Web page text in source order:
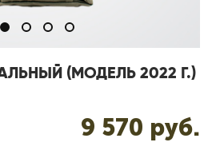
(МОДЕЛЬ 2022 Г.)
9 570 pуб.